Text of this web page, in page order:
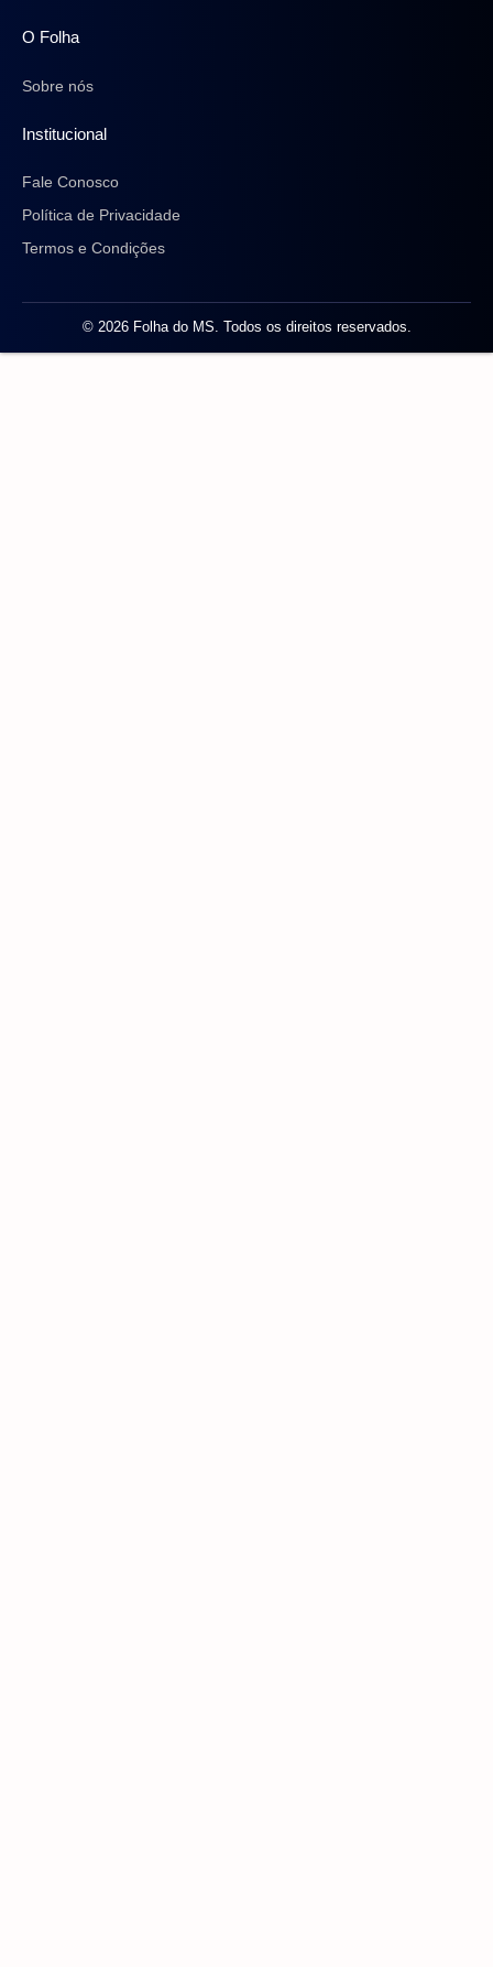
O Folha
Sobre nós
Institucional
Fale Conosco
Política de Privacidade
Termos e Condições
© 2026 Folha do MS. Todos os direitos reservados.